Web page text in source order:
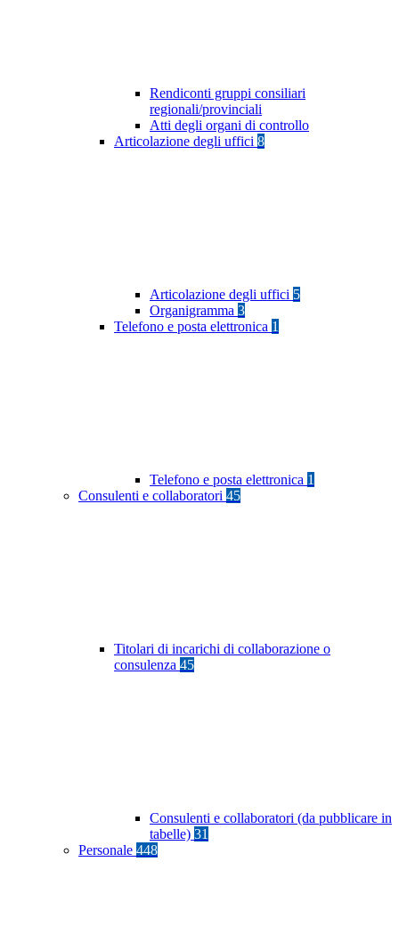
Rendiconti gruppi consiliari
regionali/provinciali
Atti degli organi di controllo
Articolazione degli uffici 8
Articolazione degli uffici 5
Organigramma 3
Telefono e posta elettronica 1
Telefono e posta elettronica 1
Consulenti e collaboratori 45
Titolari di incarichi di collaborazione o
consulenza 45
Consulenti e collaboratori (da pubblicare in
tabelle) 31
Personale 448